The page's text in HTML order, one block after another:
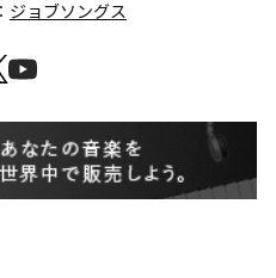
ジョブソングス